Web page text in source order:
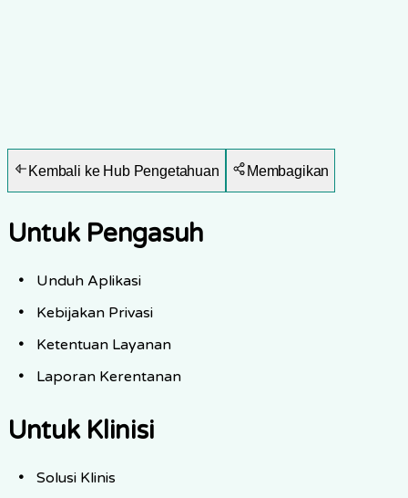
Kembali ke Hub Pengetahuan Membagikan
Untuk Pengasuh
Unduh Aplikasi
Kebijakan Privasi
Ketentuan Layanan
Laporan Kerentanan
Untuk Klinisi
Solusi Klinis